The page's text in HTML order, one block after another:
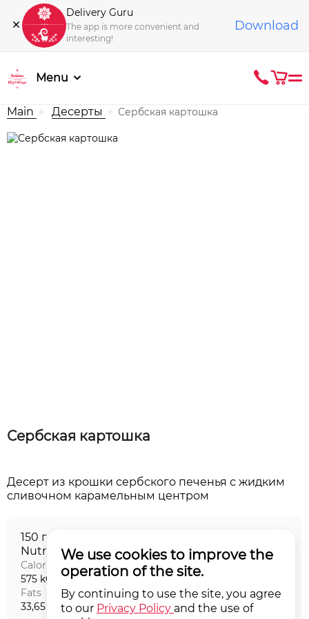
Delivery Guru
The app is more convenient and
interesting!
Download
Menu
Main Десерты Сербская картошка
Сербская картошка
Десерт из крошки сербского печенья с жидким
150 г
Nutritional value на порцию
Calories
575 kCal
Proteins
7,89 г
Fats
33,65 г
Carbohydrates
60,21 г
We use cookies to improve the
operation of the site.
By continuing to use the site, you agree
to our Privacy Policy and the use of